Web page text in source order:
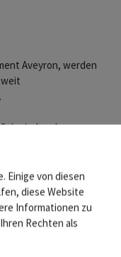
Aveyron, werden
der
und Bewahrung der
Materialien in
berühmte
werden
Einige von diesen
diese Website
Informationen zu
Rechten als